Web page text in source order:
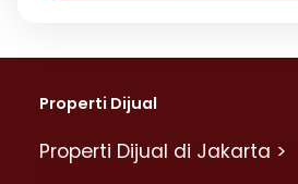
Properti Dijual
Properti Dijual di Jakarta >